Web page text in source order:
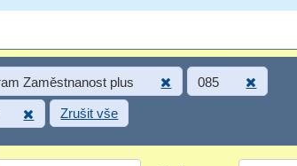
Zaměstnanost plus 085
Zrušit vše